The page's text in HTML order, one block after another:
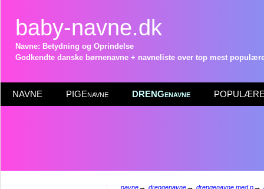
baby-navne.dk
Navne: Betydning og Oprindelse
Godkendte danske børnenavne + navneliste over top mest
NAVNE PIGEnavne DRENGenavne POPULÆRE
navne→ drengenavne→ drengenavne med p→